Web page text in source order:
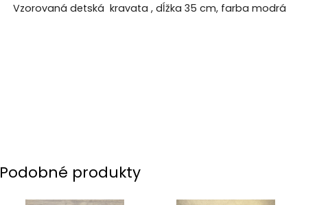
Vzorovaná detská kravata , dĺžka 35 cm, farba modrá
Podobné produkty